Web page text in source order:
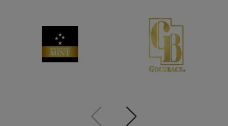
PoprzedniNastępny